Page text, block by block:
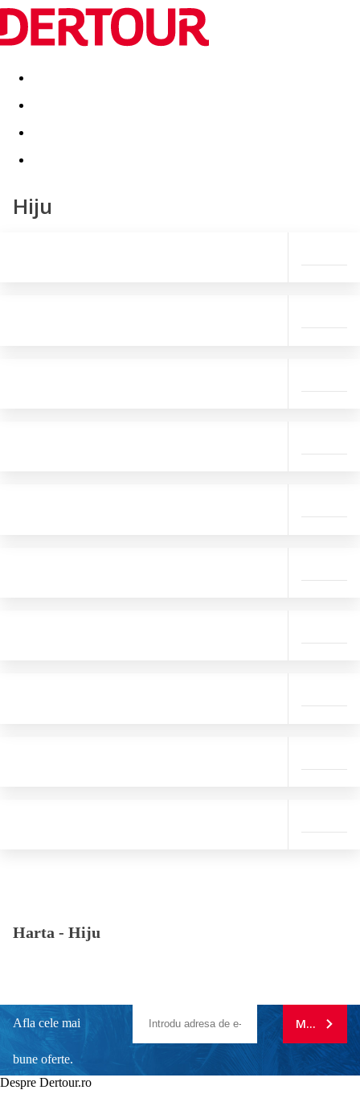
Destinatii Vacanta perfecta OFERTE DE NERATAT
Hiju
Harta - Hiju
Afla cele mai
bune oferte.
MA
Despre Dertour.ro